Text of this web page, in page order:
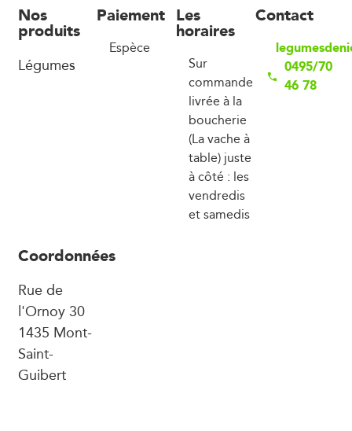
Nos
produits
Légumes
Paiement
Espèce
Les
horaires
Sur
commande
livrée à la
boucherie
(La vache à
table) juste
à côté : les
vendredis
et samedis
Contact
0495/70
46 78
Coordonnées
Rue de
l'Ornoy 30
1435 Mont-
Saint-
Guibert